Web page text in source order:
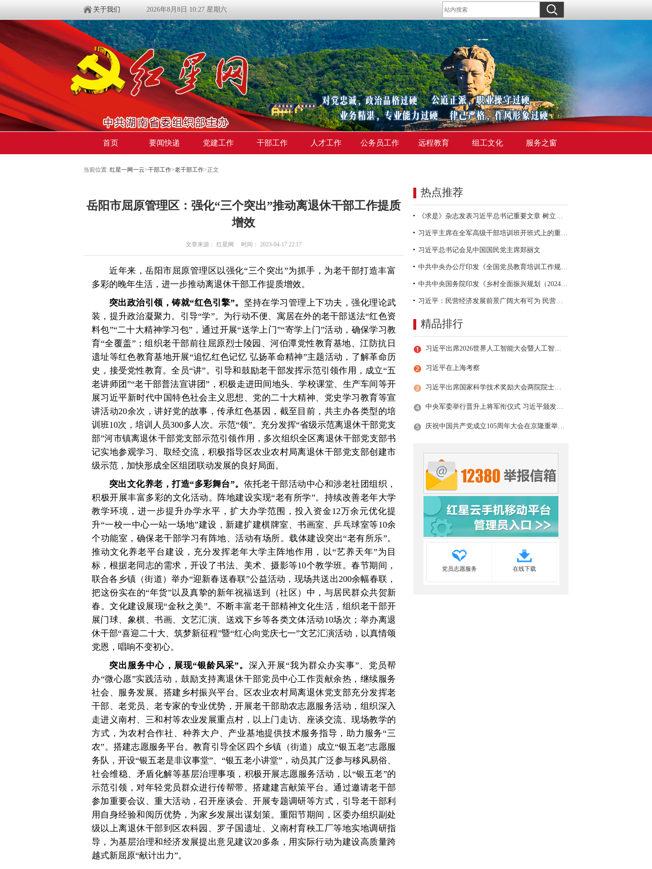
关于我们 2026年8月8日 10:27 星期六
首页 要闻快递 党建工作 干部工作 人才工作 公务员工作 远程教育 组工文化 服务之窗
当前位置: 红星一网一云>干部工作>老干部工作>正文
岳阳市屈原管理区：强化“三个突出”推动离退休干部工作提质
增效
文章来源： 红星网 时间： 2023-04-17 22:17
近年来，岳阳市屈原管理区以强化“三个突出”为抓手，为老干部打造丰富
多彩的晚年生活，进一步推动离退休干部工作提质增效。
突出政治引领，铸就“红色引擎”。 坚持在学习管理上下功夫，强化理论武
装，提升政治凝聚力。引导“学”。为行动不便、寓居在外的老干部送法“红色资
料包”“二十大精神学习包”，通过开展“送学上门”“寄学上门”活动，确保学习教
育“全覆盖”；组织老干部前往屈原烈士陵园、河伯潭党性教育基地、江防抗日
遗址等红色教育基地开展“追忆红色记忆 弘扬革命精神”主题活动，了解革命历
史，接受党性教育。全员“讲”。引导和鼓励老干部发挥示范引领作用，成立“五
老讲师团”“老干部普法宣讲团”，积极走进田间地头、学校课堂、生产车间等开
展习近平新时代中国特色社会主义思想、党的二十大精神、党史学习教育等宣
讲活动20余次，讲好党的故事，传承红色基因，截至目前，共主办各类型的培
训班10次，培训人员300多人次。示范“领”。充分发挥“省级示范离退休干部党支
部”河市镇离退休干部党支部示范引领作用，多次组织全区离退休干部党支部书
记实地参观学习、取经交流，积极指导区农业农村局离退休干部党支部创建市
级示范，加快形成全区组团联动发展的良好局面。
突出文化养老，打造“多彩舞台”。 依托老干部活动中心和涉老社团组织，
积极开展丰富多彩的文化活动。阵地建设实现“老有所学”。持续改善老年大学
教学环境，进一步提升办学水平，扩大办学范围，投入资金12万余元优化提
升“一校一中心一站一场地”建设，新建扩建棋牌室、书画室、乒乓球室等10余
个功能室，确保老干部学习有阵地、活动有场所。载体建设突出“老有所乐”。
推动文化养老平台建设，充分发挥老年大学主阵地作用，以“艺养天年”为目
标，根据老同志的需求，开设了书法、美术、摄影等10个教学班。春节期间，
联合各乡镇（街道）举办“迎新春送春联”公益活动，现场共送出200余幅春联，
把这份实在的“年货”以及真挚的新年祝福送到（社区）中，与居民群众共贺新
春。文化建设展现“金秋之美”。不断丰富老干部精神文化生活，组织老干部开
展门球、象棋、书画、文艺汇演、送戏下乡等各类文体活动10场次；举办离退
休干部“喜迎二十大、筑梦新征程”暨“红心向党庆七一”文艺汇演活动，以真情颂
党恩，唱响不变初心。
突出服务中心，展现“银龄风采”。 深入开展“我为群众办实事”、党员帮
办“微心愿”实践活动，鼓励支持离退休干部党员中心工作贡献余热，继续服务
社会、服务发展。搭建乡村振兴平台。区农业农村局离退休党支部充分发挥老
干部、老党员、老专家的专业优势，开展老干部助农志愿服务活动，组织深入
走进义南村、三和村等农业发展重点村，以上门走访、座谈交流、现场教学的
方式，为农村合作社、种养大户、产业基地提供技术服务指导，助力服务“三
农”。搭建志愿服务平台。教育引导全区四个乡镇（街道）成立“银五老”志愿服
务队，开设“银五老是非议事堂”、“银五老小讲堂”，动员其广泛参与移风易俗、
社会维稳、矛盾化解等基层治理事项，积极开展志愿服务活动，以“银五老”的
示范引领，对年轻党员群众进行传帮带。搭建建言献策平台。通过邀请老干部
参加重要会议、重大活动，召开座谈会、开展专题调研等方式，引导老干部利
用自身经验和阅历优势，为家乡发展出谋划策。重阳节期间，区委办组织副处
级以上离退休干部到区农科园、罗子国遗址、义南村育秧工厂等地实地调研指
导，为基层治理和经济发展提出意见建议20多条，用实际行动为建设高质量跨
越式新屈原“献计出力”。
热点推荐
《求是》杂志发表习近平总书记重要文章 树立和践行正确政绩观
习近平主席在全军高级干部培训班开班式上的重要讲话引领全军开展思想整风、深化政治整训
习近平总书记会见中国国民党主席郑丽文
中共中央办公厅印发《全国党员教育培训工作规划（2024－2028年）》
中共中央国务院印发《乡村全面振兴规划（2024—2027年）》
习近平：民营经济发展前景广阔大有可为 民营企业和民营企业家大显身手正当其时
精品排行
习近平出席2026世界人工智能大会暨人工智能全球治理高级别会议开幕式并发表主旨讲话
习近平在上海考察
习近平出席国家科学技术奖励大会两院院士大会中国科协第十一次全国代表大会并发表重要讲话
中央军委举行晋升上将军衔仪式 习近平颁发命令状并向晋衔的军官表示祝贺
庆祝中国共产党成立105周年大会在京隆重举行 习近平发表重要讲话
党员志愿服务 在线下载